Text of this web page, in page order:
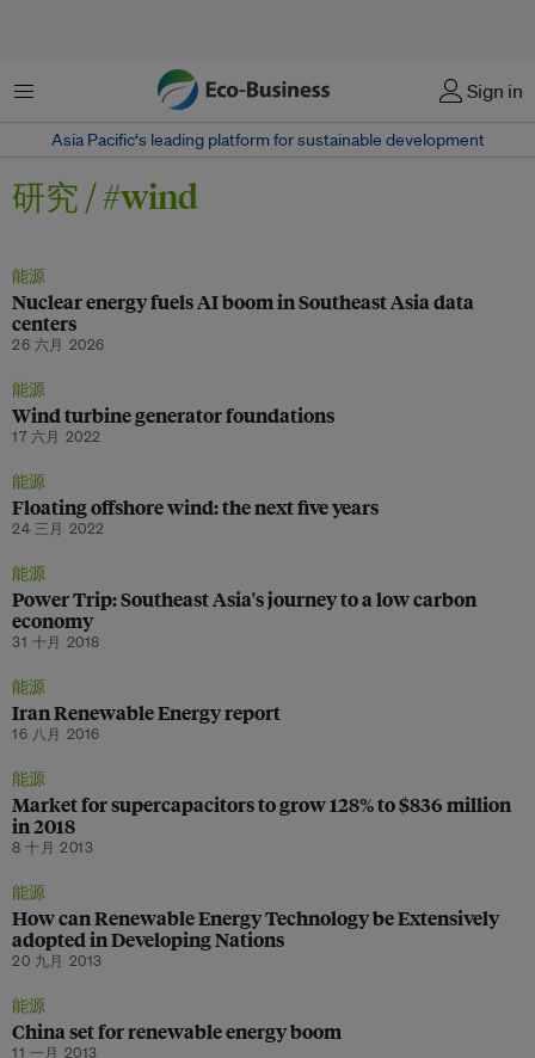
菜单 Sign in
Asia Pacific‘s leading platform for sustainable development
研究 / #wind
能源
Nuclear energy fuels AI boom in Southeast Asia data
centers
26 六月 2026
能源
Wind turbine generator foundations
17 六月 2022
能源
Floating offshore wind: the next five years
24 三月 2022
能源
Power Trip: Southeast Asia's journey to a low carbon
economy
31 十月 2018
能源
Iran Renewable Energy report
16 八月 2016
能源
Market for supercapacitors to grow 128% to $836 million
in 2018
8 十月 2013
能源
How can Renewable Energy Technology be Extensively
adopted in Developing Nations
20 九月 2013
能源
China set for renewable energy boom
11 一月 2013